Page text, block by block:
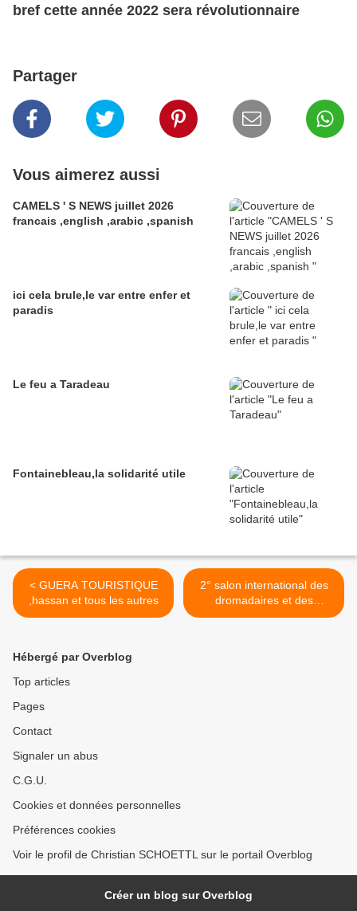
bref cette année 2022 sera révolutionnaire
Partager
Vous aimerez aussi
CAMELS ' S NEWS juillet 2026
francais ,english ,arabic ,spanish
ici cela brule,le var entre enfer et
paradis
Le feu a Taradeau
Fontainebleau,la solidarité utile
< GUERA TOURISTIQUE
,hassan et tous les autres
2° salon international des
dromadaires et des
camelidés de janvry
Hébergé par Overblog
Top articles
Pages
Contact
Signaler un abus
C.G.U.
Cookies et données personnelles
Préférences cookies
Voir le profil de Christian SCHOETTL sur le portail Overblog
Créer un blog sur Overblog